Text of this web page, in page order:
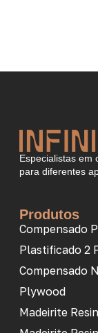
Especialistas em
para diferentes
Produtos
Compensado
Plastificado 2
Compensado
Plywood
Madeirite